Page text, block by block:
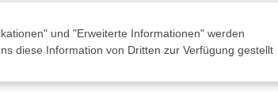
und "Erweiterte Informationen" werden
diese Information von Dritten zur Verfügung gestellt